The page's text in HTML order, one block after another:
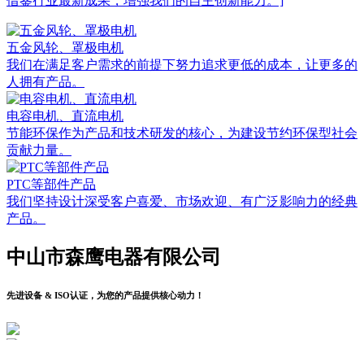
五金风轮、罩极电机
我们在满足客户需求的前提下努力追求更低的成本，让更多的
人拥有产品。
电容电机、直流电机
节能环保作为产品和技术研发的核心，为建设节约环保型社会
贡献力量。
PTC等部件产品
我们坚持设计深受客户喜爱、市场欢迎、有广泛影响力的经典
产品。
中山市森鹰电器有限公司
先进设备 & ISO认证，为您的产品提供核心动力！